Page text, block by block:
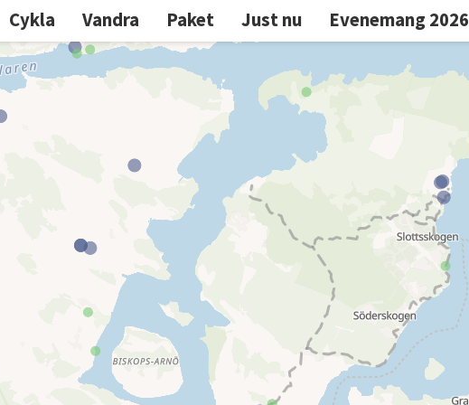
Cykla Vandra Paket Just nu Evenemang 2026